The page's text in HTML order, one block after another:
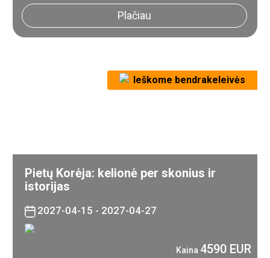
Plačiau
Ieškome bendrakeleivės
Pietų Korėja: kelionė per skonius ir
istorijas
2027-04-15 - 2027-04-27
Kaina 4590 EUR